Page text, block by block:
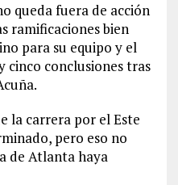
queda fuera de acción
ramificaciones bien
para su equipo y el
cinco conclusiones tras
la carrera por el Este
pero eso no
de Atlanta haya